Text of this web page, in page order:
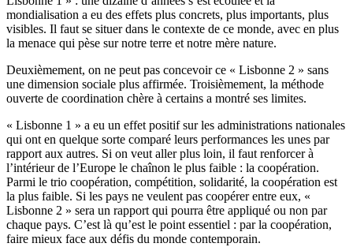
mondialisation a eu des effets plus concrets, plus importants, plus
visibles. Il faut se situer dans le contexte de ce monde, avec en plus
la menace qui pèse sur notre terre et notre mère nature.
Deuxièmement, on ne peut pas concevoir ce « Lisbonne 2 » sans
une dimension sociale plus affirmée. Troisièmement, la méthode
ouverte de coordination chère à certains a montré ses limites.
« Lisbonne 1 » a eu un effet positif sur les administrations nationales
qui ont en quelque sorte comparé leurs performances les unes par
rapport aux autres. Si on veut aller plus loin, il faut renforcer à
l’intérieur de l’Europe le chaînon le plus faible : la coopération.
Parmi le trio coopération, compétition, solidarité, la coopération est
la plus faible. Si les pays ne veulent pas coopérer entre eux, «
Lisbonne 2 » sera un rapport qui pourra être appliqué ou non par
chaque pays. C’est là qu’est le point essentiel : par la coopération,
faire mieux face aux défis du monde contemporain.